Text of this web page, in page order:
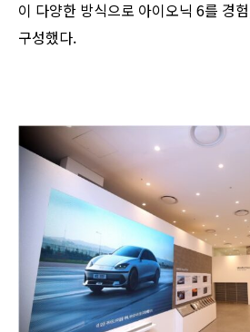
이 다양한 방식으로 아이오닉 6를 경
구성했다.